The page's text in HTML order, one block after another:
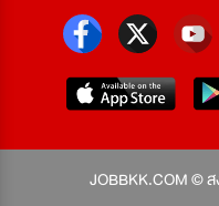
JOBBKK.COM ©